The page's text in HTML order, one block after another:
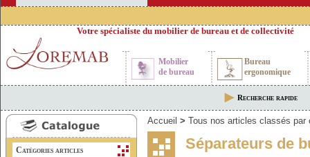
Votre spécialiste du mobilier de bureau et de collectivité
Mobilier
de bureau
Bureau
ergonomique
Recherche rapide
Catégories articles
Accueil > Tous nos articles classés par
Séparateurs de